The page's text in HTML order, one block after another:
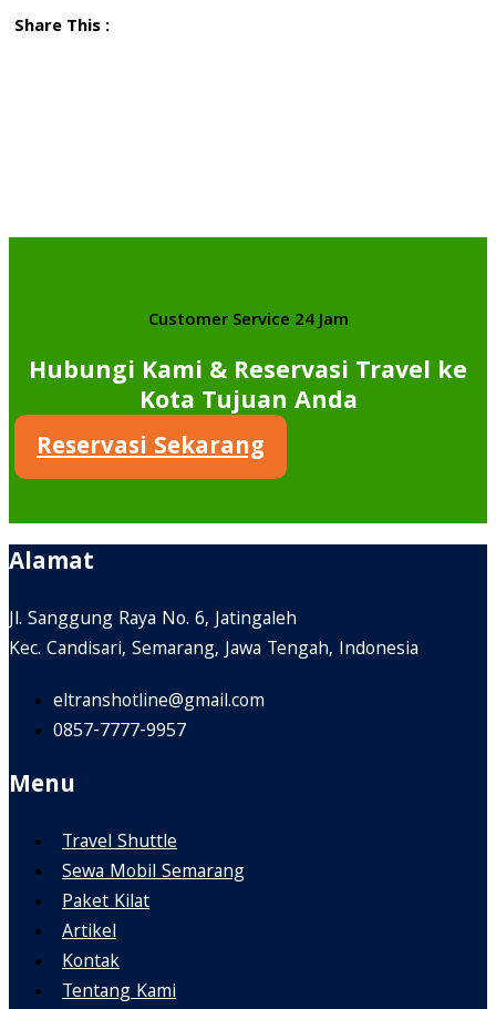
Share This :
Customer Service 24 Jam
Hubungi Kami & Reservasi Travel ke
Kota Tujuan Anda
Reservasi Sekarang
Alamat
Jl. Sanggung Raya No. 6, Jatingaleh
Kec. Candisari, Semarang, Jawa Tengah, Indonesia
eltranshotline@gmail.com
0857-7777-9957
Menu
Travel Shuttle
Sewa Mobil Semarang
Paket Kilat
Artikel
Kontak
Tentang Kami